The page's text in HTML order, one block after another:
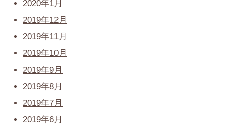
2020年1月
2019年12月
2019年11月
2019年10月
2019年9月
2019年8月
2019年7月
2019年6月